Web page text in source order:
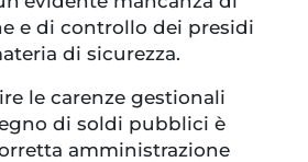
e di controllo dei presidi
di sicurezza.
le carenze gestionali
di soldi pubblici è
amministrazione